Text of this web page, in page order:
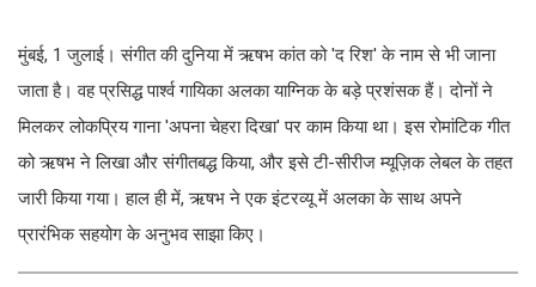
मुंबई, 1 जुलाई। संगीत की दुनिया में ऋषभ कांत को 'द रिश' के नाम से भी जाना
जाता है। वह प्रसिद्ध पार्श्व गायिका अलका याग्निक के बड़े प्रशंसक हैं। दोनों ने
मिलकर लोकप्रिय गाना 'अपना चेहरा दिखा' पर काम किया था। इस रोमांटिक गीत
को ऋषभ ने लिखा और संगीतबद्ध किया, और इसे टी-सीरीज म्यूज़िक लेबल के तहत
जारी किया गया। हाल ही में, ऋषभ ने एक इंटरव्यू में अलका के साथ अपने
प्रारंभिक सहयोग के अनुभव साझा किए।